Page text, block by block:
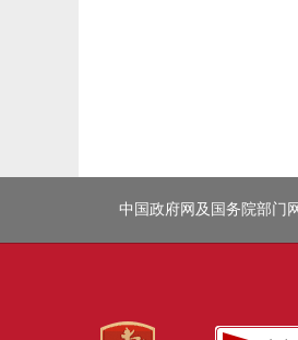
中国政府网及国务院部门